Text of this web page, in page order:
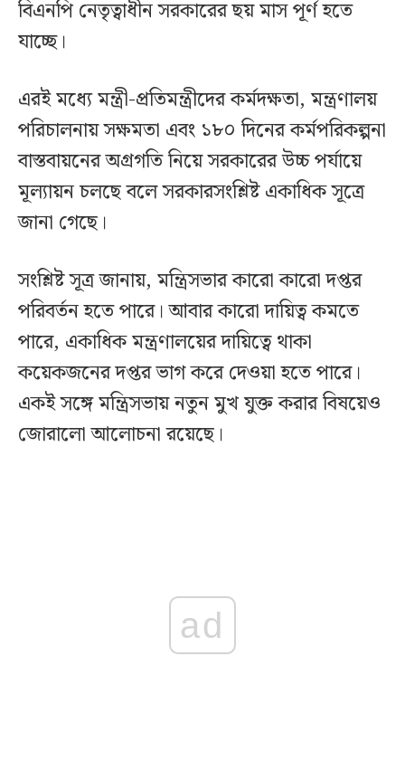
বিএনপি নেতৃত্বাধীন সরকারের ছয় মাস পূর্ণ হতে
যাচ্ছে।
এরই মধ্যে মন্ত্রী-প্রতিমন্ত্রীদের কর্মদক্ষতা, মন্ত্রণালয়
পরিচালনায় সক্ষমতা এবং ১৮০ দিনের কর্মপরিকল্পনা
বাস্তবায়নের অগ্রগতি নিয়ে সরকারের উচ্চ পর্যায়ে
মূল্যায়ন চলছে বলে সরকারসংশ্লিষ্ট একাধিক সূত্রে
জানা গেছে।
সংশ্লিষ্ট সূত্র জানায়, মন্ত্রিসভার কারো কারো দপ্তর
পরিবর্তন হতে পারে। আবার কারো দায়িত্ব কমতে
পারে, একাধিক মন্ত্রণালয়ের দায়িত্বে থাকা
কয়েকজনের দপ্তর ভাগ করে দেওয়া হতে পারে।
একই সঙ্গে মন্ত্রিসভায় নতুন মুখ যুক্ত করার বিষয়েও
জোরালো আলোচনা রয়েছে।
ad